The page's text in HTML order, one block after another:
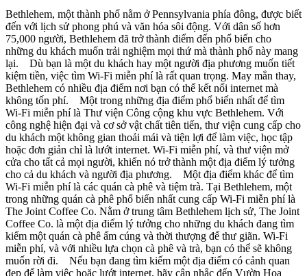
Bethlehem, một thành phố nằm ở Pennsylvania phía đông, được biết
đến với lịch sử phong phú và văn hóa sôi động. Với dân số hơn
75,000 người, Bethlehem đã trở thành điểm đến phổ biến cho
những du khách muốn trải nghiệm mọi thứ mà thành phố này mang
lại. Dù bạn là một du khách hay một người địa phương muốn tiết
kiệm tiền, việc tìm Wi-Fi miễn phí là rất quan trọng. May mắn thay,
Bethlehem có nhiều địa điểm nơi bạn có thể kết nối internet mà
không tốn phí. Một trong những địa điểm phổ biến nhất để tìm
Wi-Fi miễn phí là Thư viện Công cộng khu vực Bethlehem. Với
công nghệ hiện đại và cơ sở vật chất tiên tiến, thư viện cung cấp cho
du khách một không gian thoải mái và tiện lợi để làm việc, học tập
hoặc đơn giản chỉ là lướt internet. Wi-Fi miễn phí, và thư viện mở
cửa cho tất cả mọi người, khiến nó trở thành một địa điểm lý tưởng
cho cả du khách và người địa phương. Một địa điểm khác để tìm
Wi-Fi miễn phí là các quán cà phê và tiệm trà. Tại Bethlehem, một
trong những quán cà phê phổ biến nhất cung cấp Wi-Fi miễn phí là
The Joint Coffee Co. Nằm ở trung tâm Bethlehem lịch sử, The Joint
Coffee Co. là một địa điểm lý tưởng cho những du khách đang tìm
kiếm một quán cà phê ấm cúng và thời thượng để thư giãn. Wi-Fi
miễn phí, và với nhiều lựa chọn cà phê và trà, bạn có thể sẽ không
muốn rời đi. Nếu bạn đang tìm kiếm một địa điểm có cảnh quan
đẹp để làm việc hoặc lướt internet, hãy cân nhắc đến Vườn Hoa